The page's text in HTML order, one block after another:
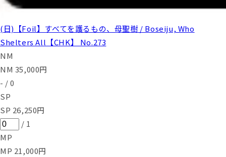
(日)【Foil】すべてを護るもの、母聖樹 / Boseiju, Who
Shelters All【CHK】 No.273
NM
NM 35,000円
- / 0
SP
SP 26,250円
/ 1
MP
MP 21,000円